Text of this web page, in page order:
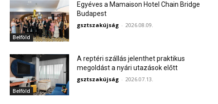
Belföld
Egyéves a Mamaison Hotel Chain Bridge
Budapest
gsztszakújság - 2026.08.09.
Belföld
A reptéri szállás jelenthet praktikus
megoldást a nyári utazások előtt
gsztszakújság - 2026.07.13.